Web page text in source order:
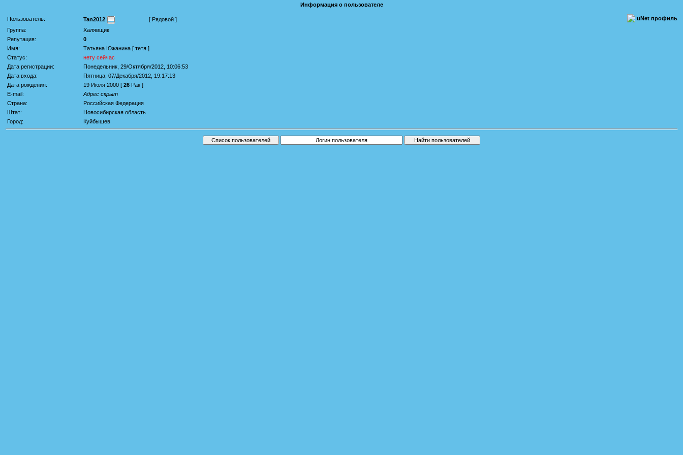
Информация о пользователе
uNet профиль
Пользователь: Tan2012
[ Рядовой ]
Группа:
Халявщик
Репутация:
0
Имя:
Татьяна Южанина [ тетя ]
Статус:
нету сейчас
Дата регистрации:
Понедельник, 29/Октября/2012, 10:06:53
Дата входа:
Пятница, 07/Декабря/2012, 19:17:13
Дата рождения:
19 Июля 2000 [ 26 Рак ]
E-mail:
Адрес скрыт
Страна:
Российская Федерация
Штат:
Новосибирская область
Город:
Куйбышев